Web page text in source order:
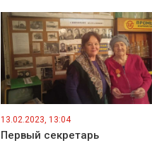
13.02.2023, 13:04
Первый секретарь